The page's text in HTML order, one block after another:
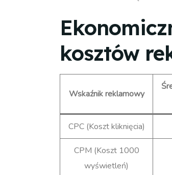
kosztów
Wskaźnik reklamowy
CPC (Koszt kliknięcia)
CPM (Koszt 1000
wyświetleń)